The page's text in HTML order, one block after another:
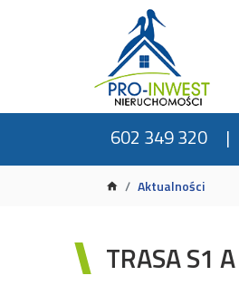
602 349 320
Aktualności
TRASA S1